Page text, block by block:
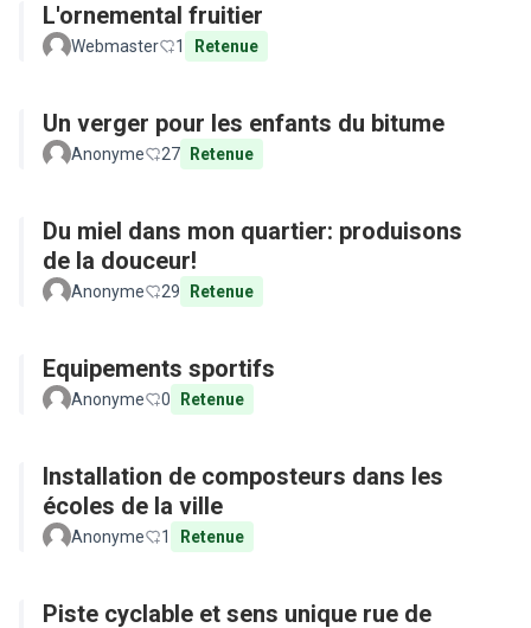
L'ornemental fruitier
Webmaster 1 Retenue
Un verger pour les enfants du bitume
Anonyme 27 Retenue
Du miel dans mon quartier: produisons
de la douceur!
Anonyme 29 Retenue
Equipements sportifs
Anonyme 0 Retenue
Installation de composteurs dans les
écoles de la ville
Anonyme 1 Retenue
Piste cyclable et sens unique rue de